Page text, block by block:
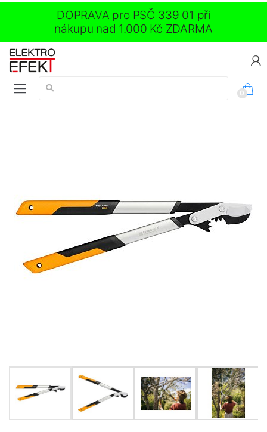
DOPRAVA pro PSČ 339 01 při
nákupu nad 1.000 Kč ZDARMA
Vyhledávání:
0